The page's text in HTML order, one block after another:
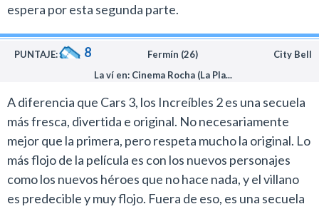
espera por esta segunda parte.
PUNTAJE: 8 Fermín (26)
City Bell
La ví en: Cinema Rocha (La Pla...
A diferencia que Cars 3, los Increíbles 2 es una secuela
más fresca, divertida e original. No necesariamente
mejor que la primera, pero respeta mucho la original. Lo
más flojo de la película es con los nuevos personajes
como los nuevos héroes que no hace nada, y el villano
es predecible y muy flojo. Fuera de eso, es una secuela